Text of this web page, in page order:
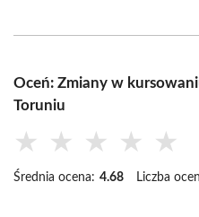
Oceń: Zmiany w
Toruniu
★ ★ ★ ★ ★
Średnia ocena: 4.68 Liczba